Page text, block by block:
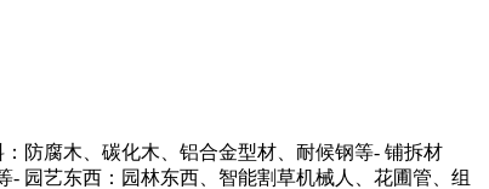
防腐木、碳化木、铝合金型材、耐候钢等- 铺拆材
园艺东西：园林东西、智能割草机械人、花圃管、组